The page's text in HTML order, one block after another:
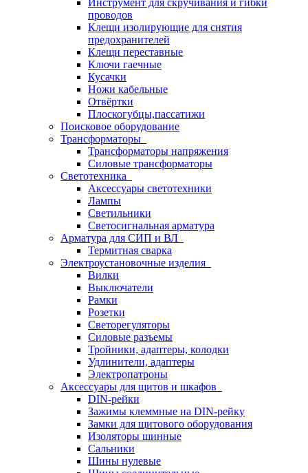
Инструмент для скручивания и гибки
проводов
Клещи изолирующие для снятия
предохранителей
Клещи переставные
Ключи гаечные
Кусачки
Ножи кабельные
Отвёртки
Плоскогубцы,пассатижи
Поисковое оборудование
Трансформаторы
Трансформаторы напряжения
Силовые трансформаторы
Светотехника
Аксессуары светотехники
Лампы
Светильники
Светосигнальная арматура
Арматура для СИП и ВЛ
Термитная сварка
Электроустановочные изделия
Вилки
Выключатели
Рамки
Розетки
Светорегуляторы
Силовые разъемы
Тройники, адаптеры, колодки
Удлинители, адаптеры
Электропатроны
Аксессуары для щитов и шкафов
DIN-рейки
Зажимы клеммные на DIN-рейку
Замки для щитового оборудования
Изоляторы шинные
Сальники
Шины нулевые